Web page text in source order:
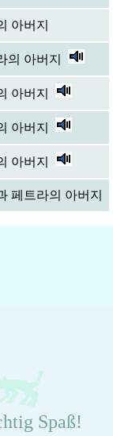
아버지
의 아버지
아버지
아버지
아버지
페트라의 아버지
Spaß!